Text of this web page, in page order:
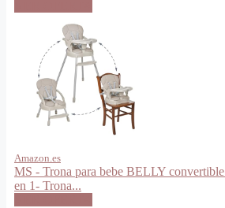
Amazon.es
MS - Trona para bebe BELLY
en 1- Trona...